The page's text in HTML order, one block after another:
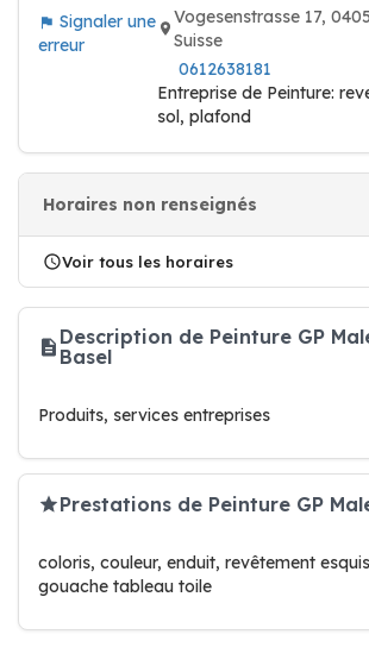
Signaler une
erreur
Vogesenstrasse 17,
Suisse
0612638181
Entreprise de Peinture:
sol, plafond
Horaires non renseignés
Voir tous les horaires
Description de Peinture GP
Basel
Produits, services entreprises
Prestations de Peinture GP
coloris, couleur, enduit, revêtement
gouache tableau toile